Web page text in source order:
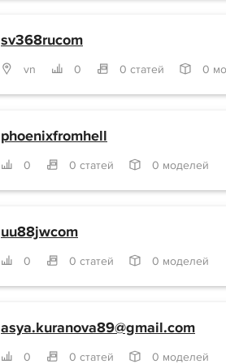
sv368rucom
vn 0 0 статей 0
phoenixfromhell
0 0 статей 0 моделей
uu88jwcom
0 0 статей 0 моделей
asya.kuranova89@gmail.com
0 0 статей 0 моделей